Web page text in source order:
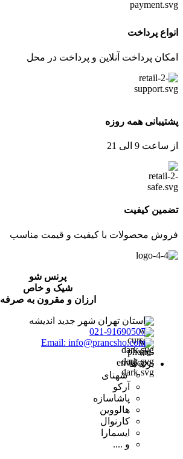
انواع پرداخت
امکان پرداخت آنلاین و پرداخت در محل
پشتیبانی همه روزه
از ساعت 9 الی 21
تضمین کیفیت
فروش محصولات با کیفیت و قیمت مناسب
پرنس شو
شیک و خاص
ارزان و مقرون به صرفه
استان تهران شهر جدید اندیشه
021-91690507
Email: info@prancsho.com
برند ها
شهنای
آرکو
پاشاسازه
هالووین
کارنوال
ایسمارا
و ....